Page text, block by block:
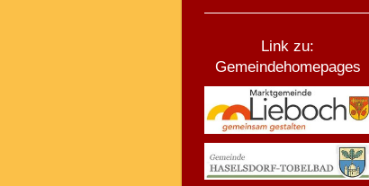
Link zu:
Gemeindehomepages